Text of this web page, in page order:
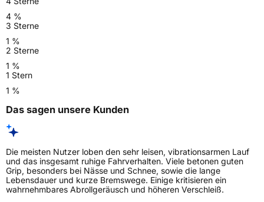
4 %
3 Sterne
1 %
2 Sterne
1 %
1 Stern
1 %
Das sagen unsere Kunden
Die meisten Nutzer loben den sehr leisen, vibrationsarmen Lauf
und das insgesamt ruhige Fahrverhalten. Viele betonen guten
Grip, besonders bei Nässe und Schnee, sowie die lange
Lebensdauer und kurze Bremswege. Einige kritisieren ein
wahrnehmbares Abrollgeräusch und höheren Verschleiß.